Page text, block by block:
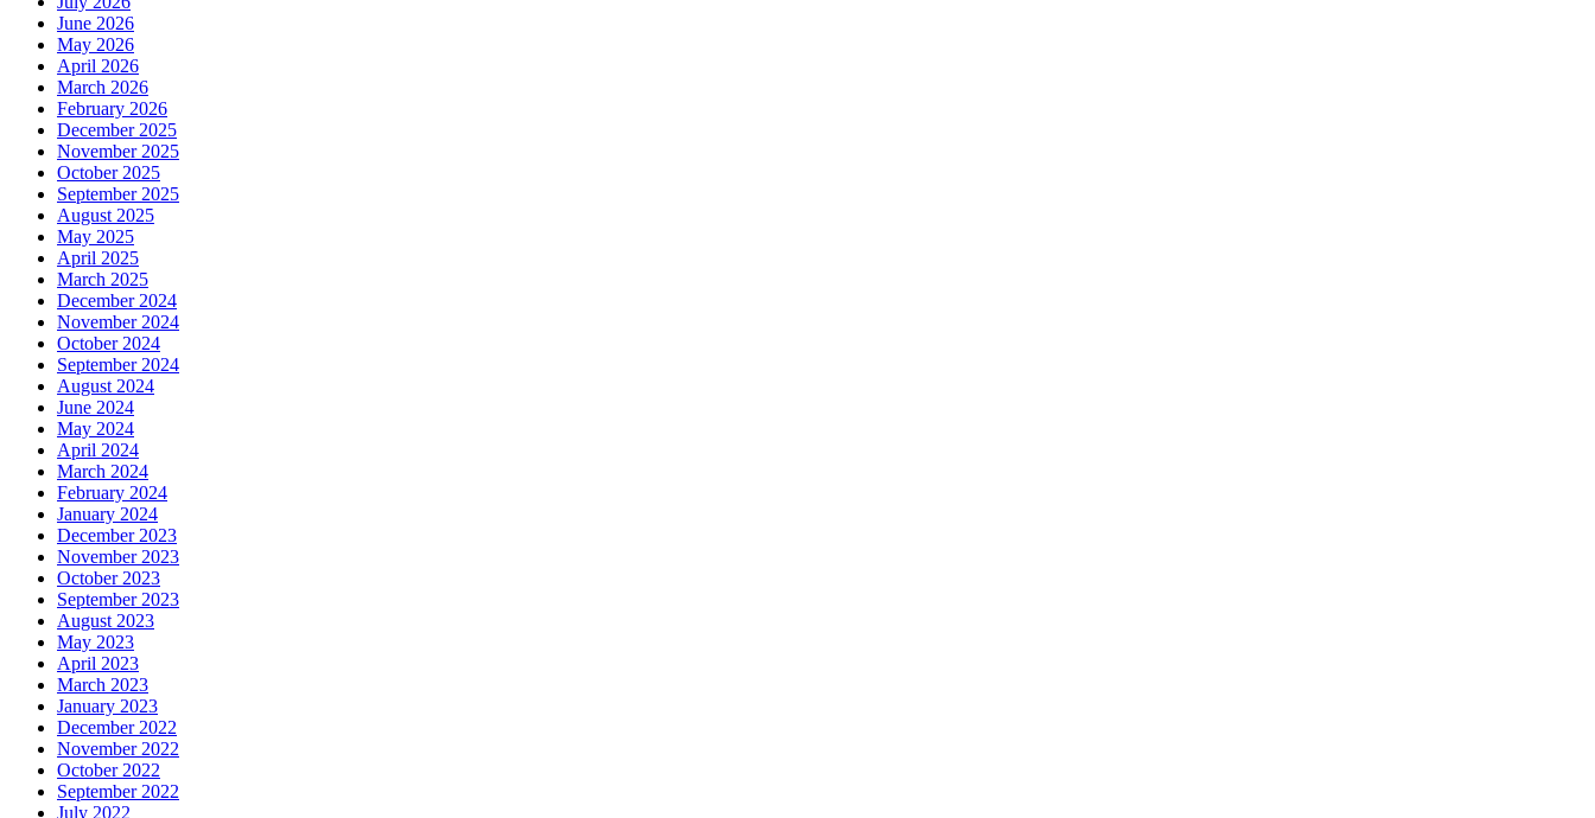
June 2026
May 2026
April 2026
March 2026
February 2026
December 2025
November 2025
October 2025
September 2025
August 2025
May 2025
April 2025
March 2025
December 2024
November 2024
October 2024
September 2024
August 2024
June 2024
May 2024
April 2024
March 2024
February 2024
January 2024
December 2023
November 2023
October 2023
September 2023
August 2023
May 2023
April 2023
March 2023
January 2023
December 2022
November 2022
October 2022
September 2022
July 2022